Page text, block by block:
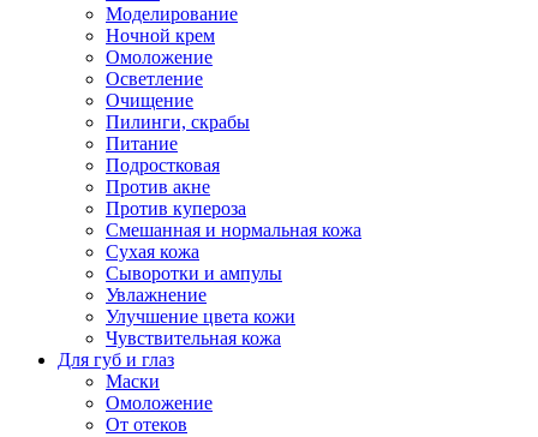
Моделирование
Ночной крем
Омоложение
Осветление
Очищение
Пилинги, скрабы
Питание
Подростковая
Против акне
Против купероза
Смешанная и нормальная кожа
Сухая кожа
Сыворотки и ампулы
Увлажнение
Улучшение цвета кожи
Чувствительная кожа
Для губ и глаз
Маски
Омоложение
От отеков